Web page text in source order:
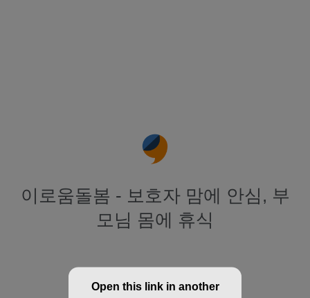
이로움돌봄 - 보호자 맘에 안심, 부
모님 몸에 휴식